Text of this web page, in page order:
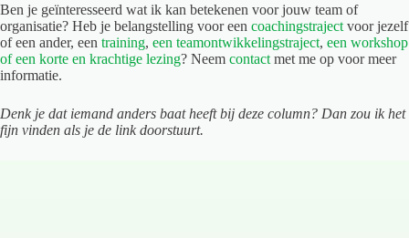
Ben je geïnteresseerd wat ik kan betekenen voor jouw team of
organisatie? Heb je belangstelling voor een coachingstraject voor jezelf
of een ander, een training, een teamontwikkelingstraject, een workshop
of een korte en krachtige lezing? Neem contact met me op voor meer
informatie.
Denk je dat iemand anders baat heeft bij deze column? Dan zou ik het
fijn vinden als je de link doorstuurt.